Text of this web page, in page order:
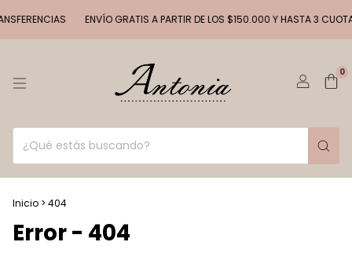
ENVÍO GRATIS A PARTIR DE LOS $150.000 Y HASTA 3
0
Inicio > 404
Error - 404